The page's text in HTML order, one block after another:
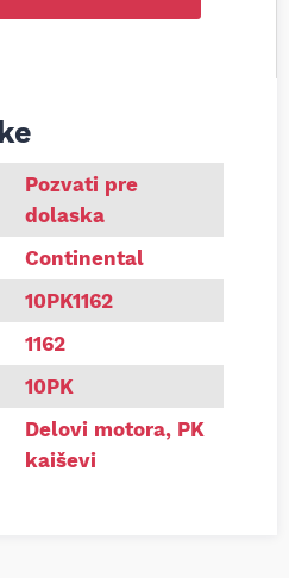
Continental 10PK1162
Pozvati pre
dolaska
Continental
10PK1162
1162
10PK
Delovi motora, PK
kaiševi